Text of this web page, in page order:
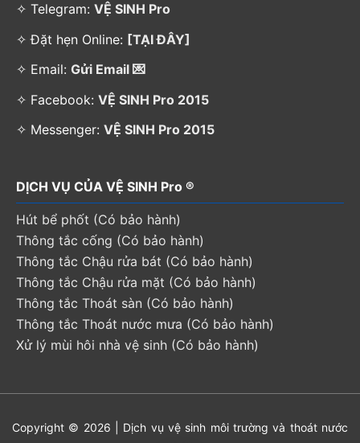
✧ Telegram: VỆ SINH Pro
✧ Đặt hẹn Online: [TẠI ĐÂY]
✧ Email: Gửi Email 💌
✧ Facebook: VỆ SINH Pro 2015
✧ Messenger: VỆ SINH Pro 2015
DỊCH VỤ CỦA VỆ SINH Pro ®
Hút bể phốt (Có bảo hành)
Thông tắc cống (Có bảo hành)
Thông tắc Chậu rửa bát (Có bảo hành)
Thông tắc Chậu rửa mặt (Có bảo hành)
Thông tắc Thoát sàn (Có bảo hành)
Thông tắc Thoát nước mưa (Có bảo hành)
Xử lý mùi hôi nhà vệ sinh (Có bảo hành)
Copyright © 2026 | Dịch vụ vệ sinh môi trường và thoát nước